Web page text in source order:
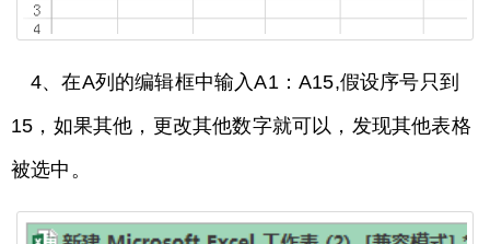
4、在A列的编辑框中输入A1：A15,假设序号只到
15，如果其他，更改其他数字就可以，发现其他表格
被选中。